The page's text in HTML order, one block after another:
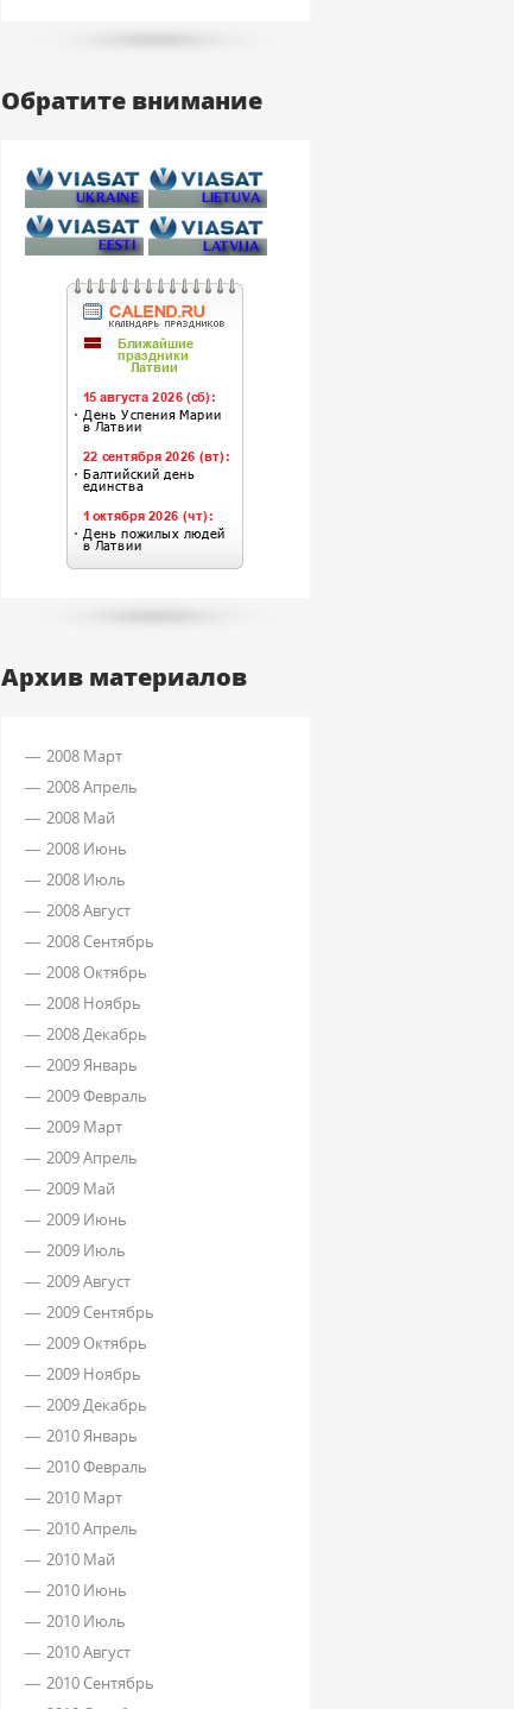
Обратите внимание
Архив материалов
2008 Март
2008 Апрель
2008 Май
2008 Июнь
2008 Июль
2008 Август
2008 Сентябрь
2008 Октябрь
2008 Ноябрь
2008 Декабрь
2009 Январь
2009 Февраль
2009 Март
2009 Апрель
2009 Май
2009 Июнь
2009 Июль
2009 Август
2009 Сентябрь
2009 Октябрь
2009 Ноябрь
2009 Декабрь
2010 Январь
2010 Февраль
2010 Март
2010 Апрель
2010 Май
2010 Июнь
2010 Июль
2010 Август
2010 Сентябрь